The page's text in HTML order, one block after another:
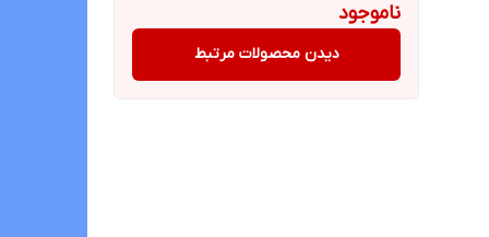
ناموجود
دیدن محصولات مرتبط